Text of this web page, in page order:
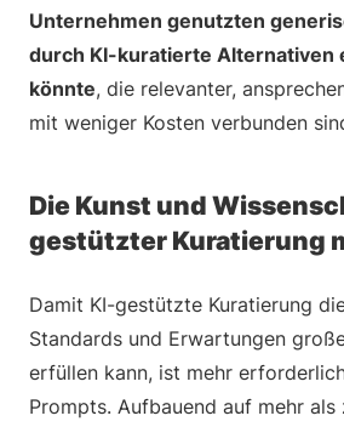
Unternehmen genutzten
durch KI-kuratierte Alternativen
könnte, die relevanter,
mit weniger Kosten verbunden
Die Kunst und
gestützter Kuratierung
Damit KI-gestützte Kuratierung
Standards und Erwartungen
erfüllen kann, ist mehr
Prompts. Aufbauend auf mehr als